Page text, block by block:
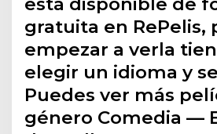
gratuita en RePelis,
empezar a verla
elegir un idioma y
Puedes ver más
género Comedia —